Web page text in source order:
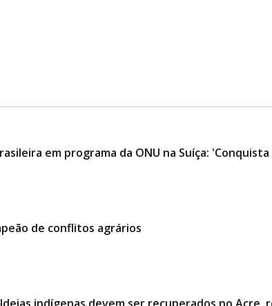
em programa da ONU na Suíça:
de conflitos agrários